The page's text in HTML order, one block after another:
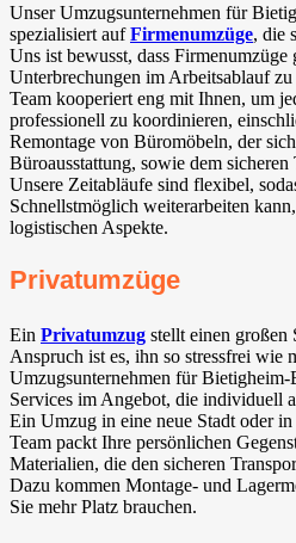
Unser Umzugsunternehmen für
spezialisiert aufFirmenumzüge, die
Uns ist bewusst, dass
Unterbrechungen im Arbeitsablauf
Team kooperiert eng mit Ihnen, um
professionell zu koordinieren,
Remontage von Büromöbeln, der
Büroausstattung, sowie dem
Unsere Zeitabläufe sind flexibel,
Schnellstmöglich weiterarbeiten
logistischen Aspekte.
Privatumzüge
Ein Privatumzug stellt einen großen
Anspruch ist es, ihn so stressfrei wie
Umzugsunternehmen für Bietigheim-
Services im Angebot, die individuell
Ein Umzug in eine neue Stadt oder
Team packt Ihre persönlichen
Materialien, die den sicheren
Dazu kommen Montage- und
Sie mehr Platz brauchen.